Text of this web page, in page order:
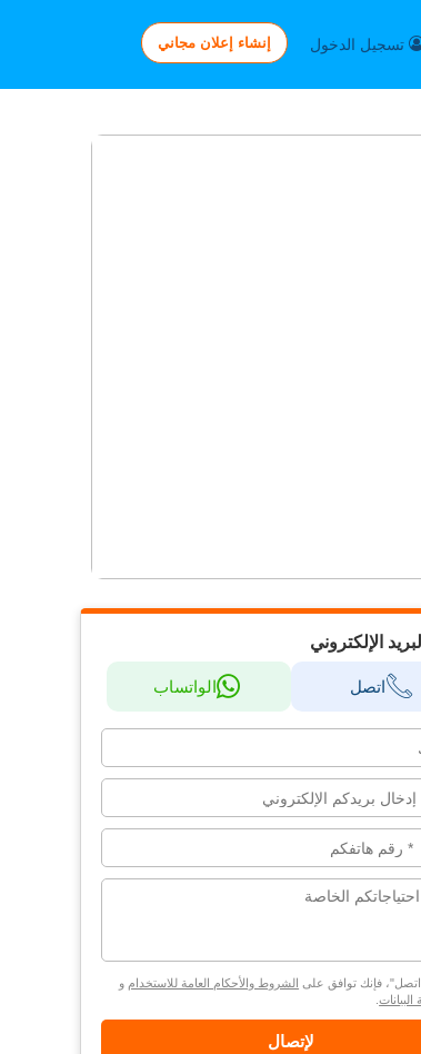
تسجيل الدخول إنشاء إعلان مجاني
الإلكتروني
اتصل الواتساب
فإنك توافق على الشروط والأحكام العامة للاستخدام و
.
لإتصال